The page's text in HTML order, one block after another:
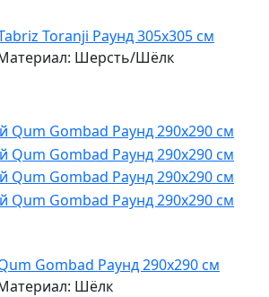
Toranji Раунд 305x305 см
Шерсть/Шёлк
Gombad Раунд 290x290 см
Шёлк